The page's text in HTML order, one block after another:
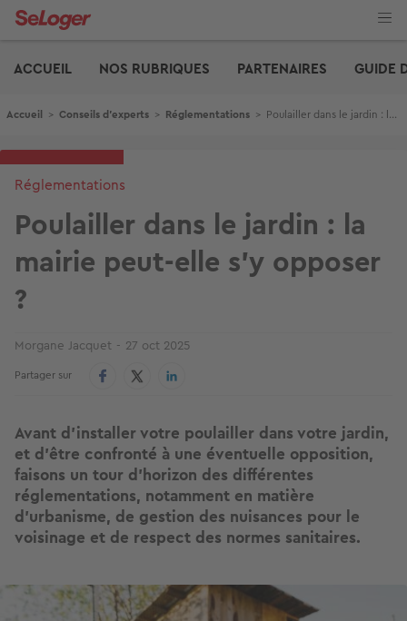
Aller
ACCUEIL
NOS RUBRIQUES PARTENAIRES GUIDE
Fil d'Ariane
Accueil > Conseils d'experts > Réglementations > Poulailler dans le jardin : la mairie peut-elle s'y opposer ?
Réglementations
Poulailler dans le jardin : la
mairie peut-elle s'y opposer
?
Morgane Jacquet 27 oct 2025
Partager sur
Avant d’installer votre poulailler dans votre jardin,
et d’être confronté à une éventuelle opposition,
faisons un tour d’horizon des différentes
réglementations, notamment en matière
d'urbanisme, de gestion des nuisances pour le
voisinage et de respect des normes sanitaires.
Image